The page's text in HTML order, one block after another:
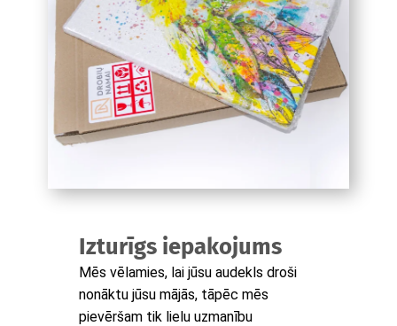
Izturīgs iepakojums
Mēs vēlamies, lai jūsu audekls droši
nonāktu jūsu mājās, tāpēc mēs
pievēršam tik lielu uzmanību